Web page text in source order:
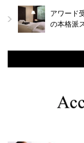
アワード
の本格派